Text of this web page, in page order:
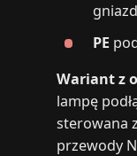
PE
Wariant z
lampę
sterowana
przewody